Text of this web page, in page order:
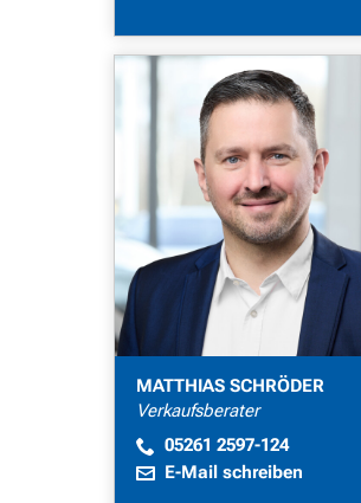
MATTHIAS SCHRÖDER
Verkaufsberater
05261 2597-124
E-Mail schreiben